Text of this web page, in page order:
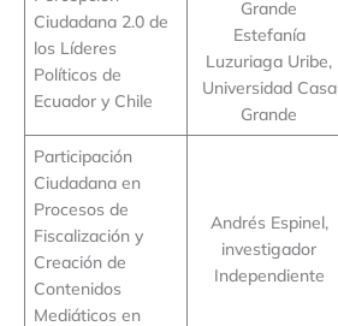
Ciudadana 2.0 de
los Líderes
Políticos de
Ecuador y Chile
Grande
Estefanía
Luzuriaga Uribe,
Universidad Casa
Grande
Participación
Ciudadana en
Procesos de
Fiscalización y
Creación de
Contenidos
Mediáticos en
Andrés Espinel,
investigador
Independiente